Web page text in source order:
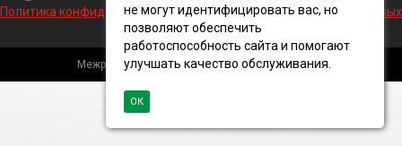
Политика конфиденциальности и обработки персональных данных
Межрегиональная кабельная компания, 2016 ©
не могут идентифицировать вас, но
позволяют обеспечить
работоспособность сайта и помогают
улучшать качество обслуживания.
ОК